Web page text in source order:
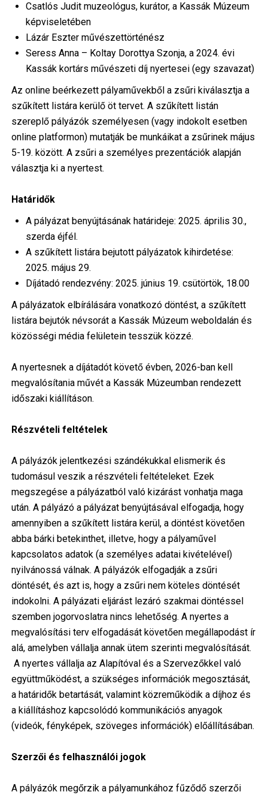
Csatlós Judit muzeológus, kurátor, a Kassák Múzeum
képviseletében
Lázár Eszter művészettörténész
Seress Anna – Koltay Dorottya Szonja, a 2024. évi
Kassák kortárs művészeti díj nyertesei (egy szavazat)
Az online beérkezett pályaművekből a zsűri kiválasztja a
szűkített listára kerülő öt tervet. A szűkített listán
szereplő pályázók személyesen (vagy indokolt esetben
online platformon) mutatják be munkáikat a zsűrinek május
5-19. között. A zsűri a személyes prezentációk alapján
választja ki a nyertest.
Határidők
A pályázat benyújtásának határideje: 2025. április 30.,
szerda éjfél.
A szűkített listára bejutott pályázatok kihirdetése:
2025. május 29.
Díjátadó rendezvény: 2025. június 19. csütörtök, 18.00
A pályázatok elbírálására vonatkozó döntést, a szűkített
listára bejutók névsorát a Kassák Múzeum weboldalán és
közösségi média felületein tesszük közzé.
A nyertesnek a díjátadót követő évben, 2026-ban kell
megvalósítania művét a Kassák Múzeumban rendezett
időszaki kiállításon.
Részvételi feltételek
A pályázók jelentkezési szándékukkal elismerik és
tudomásul veszik a részvételi feltételeket. Ezek
megszegése a pályázatból való kizárást vonhatja maga
után. A pályázó a pályázat benyújtásával elfogadja, hogy
amennyiben a szűkített listára kerül, a döntést követően
abba bárki betekinthet, illetve, hogy a pályaművel
kapcsolatos adatok (a személyes adatai kivételével)
nyilvánossá válnak. A pályázók elfogadják a zsűri
döntését​,​ és azt is, hogy a zsűri nem köteles döntését
indokolni. A pályázati eljárást lezáró szakmai döntéssel
szemben jogorvoslatra nincs lehetőség. A nyertes a
megvalósítási terv elfogadását követően megállapodást ír
alá, amelyben vállalja annak ütem szerinti megvalósítását.
A nyertes vállalja az Alapítóval és a Szervezőkkel való
együttműködést, a szükséges információk megosztását,
a határidők betartását, valamint közreműködik a díjhoz és
a kiállításhoz kapcsolódó kommunikációs anyagok
(videók, fényképek, szöveges információk) előállításában.
Szerzői és felhasználói jogok
A pályázók megőrzik a pályamunkához fűződő szerzői